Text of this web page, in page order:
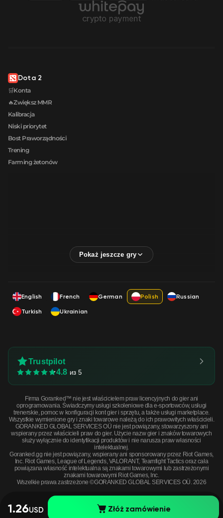
1.26USD Złóż zamówienie
Dota 2
🛒Konta
🔥Zwiększ MMR
Kalibracja
Niski priorytet
Bost Praworządności
Trening
Farming żetonów
English French German Polish
Russian
Turkish
Ukrainian
Trustpilot
4.8 из 5
Firma Goranked™ nie jest właścicielem praw licencyjnych do gier ani
oprogramowania. Świadczymy usługi szkoleniowe dla e-sportowców, usługi
trenerskie, pomoc w konfiguracji kont gier i sprzętu, a także usługi marketplace.
Wszystkie wymienione gry i znaki towarowe należą do ich prawowitych właścicieli.
GORANKED GLOBAL SERVICES OÜ nie jest powiązany, stowarzyszony ani
wspierany przez właścicieli praw do gier. Użycie nazw gier i znaków towarowych
służy wyłącznie do identyfikacji produktów i nie narusza praw własności
intelektualnej.
Goranked.gg nie jest powiązany, wspierany ani sponsorowany przez Riot Games,
Inc. Riot Games, League of Legends, VALORANT, Teamfight Tactics oraz cała
powiązana własność intelektualna są znakami towarowymi lub zastrzeżonymi
znakami towarowymi Riot Games, Inc.
Wszelkie prawa zastrzeżone ©GORANKED GLOBAL SERVICES OÜ. 2026